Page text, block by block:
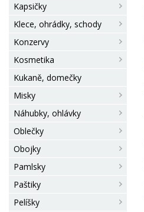
Kapsičky
Klece, ohrádky, schody
Konzervy
Kosmetika
Kukaně, domečky
Misky
Náhubky, ohlávky
Oblečky
Obojky
Pamlsky
Paštiky
Pelíšky